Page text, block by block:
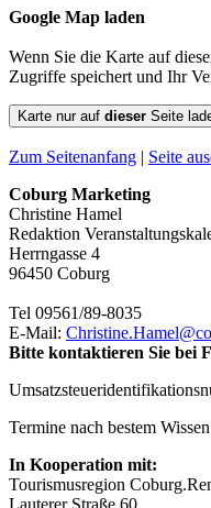
Google Map laden
Wenn Sie die Karte auf
Zugriffe speichert und Ihr
Karte nur auf dieser Seite
Zum Seitenanfang | Seite
Coburg Marketing
Christine Hamel
Redaktion
Herrngasse 4
96450 Coburg
Tel 09561/89-8035
E-Mail: Christine.Hamel@
Bitte kontaktieren Sie bei
Termine nach bestem
In Kooperation mit:
Tourismusregion
Lauterer Straße 60